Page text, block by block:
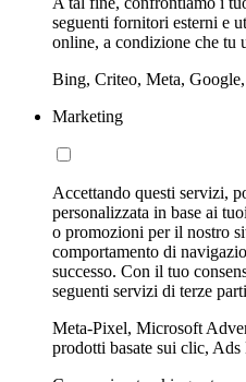
seguenti fornitori esterni e
online, a condizione che tu
Bing, Criteo, Meta,
Marketing
Accettando questi servizi,
personalizzata in base ai
o promozioni per il nostro
comportamento di
successo. Con il tuo
seguenti servizi di terze
Meta-Pixel, Microsoft
prodotti basate sui clic, Ads